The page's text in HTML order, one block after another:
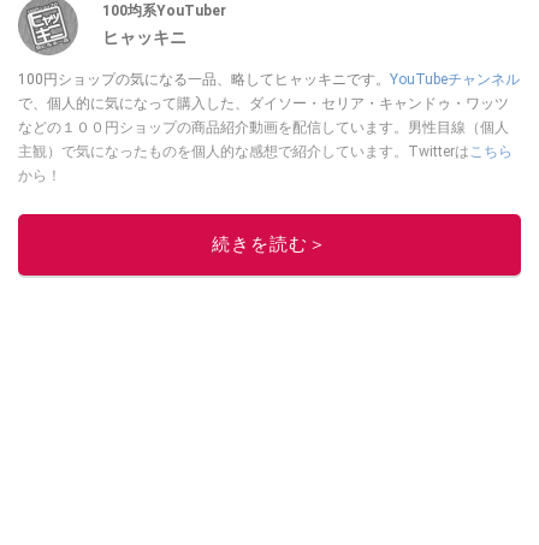
100均系YouTuber
ヒャッキニ
100円ショップの気になる一品、略してヒャッキニです。 YouTubeチャンネル
で、個人的に気になって購入した、ダイソー・セリア・キャンドゥ・ワッツ
などの１００円ショップの商品紹介動画を配信しています。男性目線（個人
主観）で気になったものを個人的な感想で紹介しています。Twitterはこちら
から！
このイチオシストの他の記事を読む
続きを読む＞